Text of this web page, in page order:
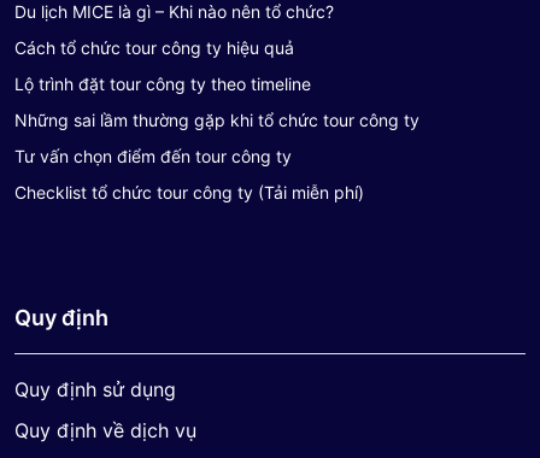
Du lịch MICE là gì – Khi nào nên tổ chức?
Cách tổ chức tour công ty hiệu quả
Lộ trình đặt tour công ty theo timeline
Những sai lầm thường gặp khi tổ chức tour công ty
Tư vấn chọn điểm đến tour công ty
Checklist tổ chức tour công ty (Tải miễn phí)
Quy định
Quy định sử dụng
Quy định về dịch vụ